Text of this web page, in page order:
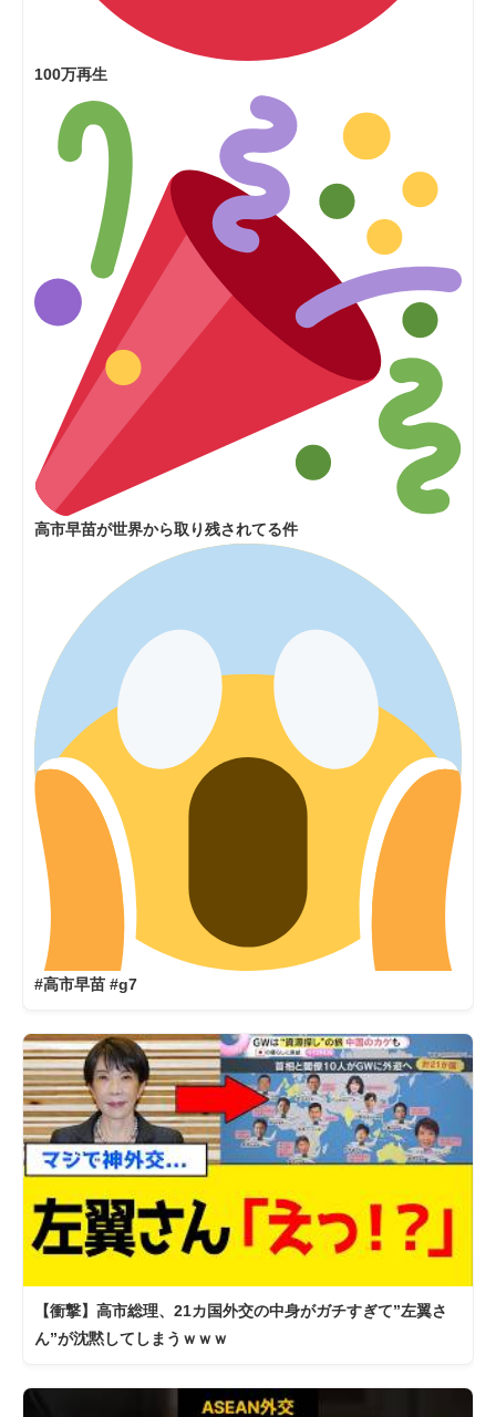
100万再生
高市早苗が世界から取り残されてる件
#高市早苗 #g7
【衝撃】高市総理、21カ国外交の中身がガチすぎて”左翼さ
ん”が沈黙してしまうｗｗｗ